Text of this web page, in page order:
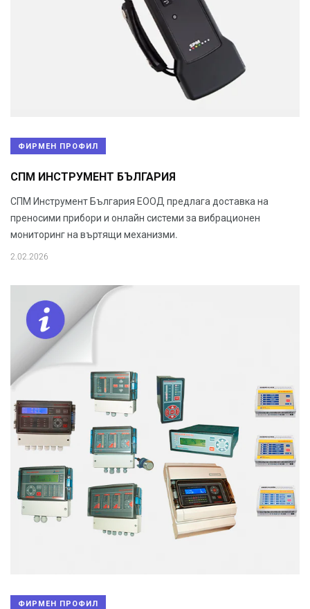
ФИРМЕН ПРОФИЛ
СПМ ИНСТРУМЕНТ БЪЛГАРИЯ
СПМ Инструмент България ЕООД предлага доставка на
преносими прибори и онлайн системи за вибрационен
мониторинг на въртящи механизми.
2.02.2026
ФИРМЕН ПРОФИЛ